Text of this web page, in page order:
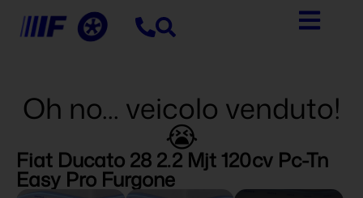
Oh no... veicolo venduto!
😭
Fiat Ducato 28 2.2 Mjt 120cv Pc-Tn
Easy Pro Furgone